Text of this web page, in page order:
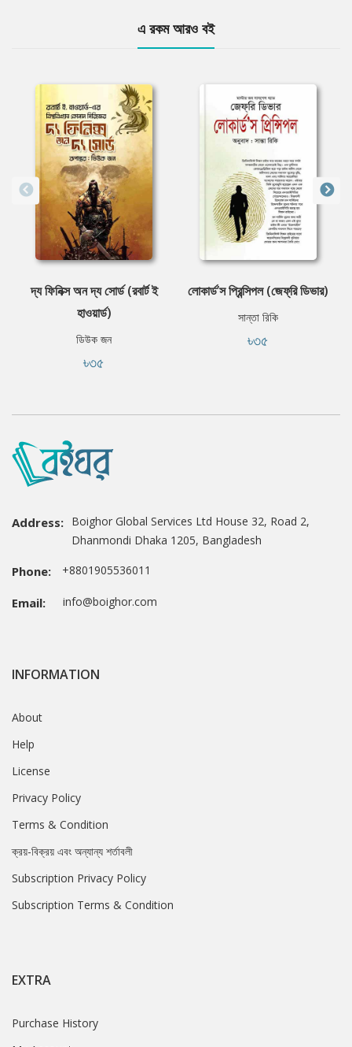
এ রকম আরও বই
দ্য ফিনিক্স অন দ্য সোর্ড (রবার্ট ই
হাওয়ার্ড)
ডিউক জন
৳৩৫
লোকার্ড’স প্রিন্সিপল (জেফ্‌রি ডিভার)
সান্তা রিকি
৳৩৫
Address: Boighor Global Services Ltd House 32, Road 2,
Dhanmondi Dhaka 1205, Bangladesh
Phone: +8801905536011
Email: info@boighor.com
INFORMATION
About
Help
License
Privacy Policy
Terms & Condition
ক্রয়-বিক্রয় এবং অন্যান্য শর্তাবলী
Subscription Privacy Policy
Subscription Terms & Condition
EXTRA
Purchase History